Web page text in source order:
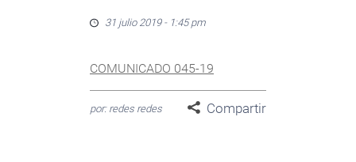
31 julio 2019 - 1:45 pm
COMUNICADO 045-19
por: redes redes Compartir